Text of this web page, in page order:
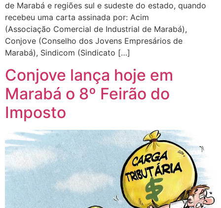
de Marabá e regiões sul e sudeste do estado, quando
recebeu uma carta assinada por: Acim
(Associação Comercial de Industrial de Marabá),
Conjove (Conselho dos Jovens Empresários de
Marabá), Sindicom (Sindicato […]
Conjove lança hoje em
Marabá o 8º Feirão do
Imposto